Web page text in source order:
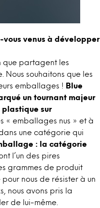
vous venus à développer
que partagent les
Nous souhaitons que les
emballages !
Blue
un tournant majeur
plastique sur
« emballages nus » et à
une catégorie qui
: la catégorie
l’un des pires
grammes de produit
nous de résister à un
nous avons pris la
de lui-même.